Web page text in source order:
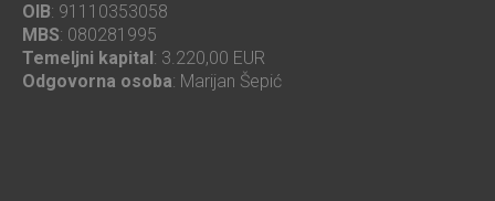
OIB: 91110353058
MBS: 080281995
Temeljni kapital : 3.220,00 EUR
Odgovorna osoba: Marijan Šepić